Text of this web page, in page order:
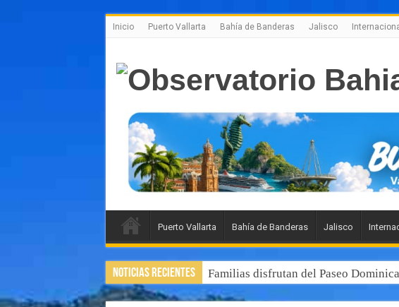
Inicio Puerto Vallarta Bahía de Banderas Jalisco
Puerto Vallarta Bahía de Banderas Jalisco
Noticias Recientes Familias disfrutan del Paseo